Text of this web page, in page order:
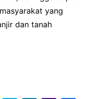
yang
dan tanah